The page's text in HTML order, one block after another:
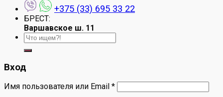
+375 (33) 695 33 22
БРЕСТ:
Варшавское ш. 11
Искать:
Вход
Имя пользователя или Email *